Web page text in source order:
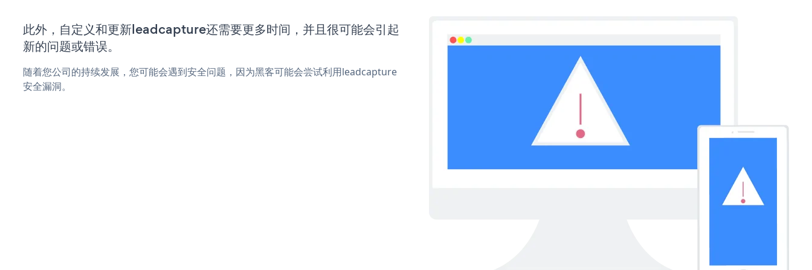
此外，自定义和更新leadcapture还需要更多时间，并且很可能会引起
新的问题或错误。
随着您公司的持续发展，您可能会遇到安全问题，因为黑客可能会尝试利用leadcapture
安全漏洞。